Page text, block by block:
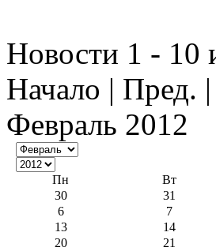
Новости 1 - 10
Начало | Пред. |
Февраль 2012
Пн Вт
30
31
6
7
13
14
20
21